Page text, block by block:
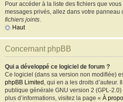
Pour accéder à la liste des fichiers que
messages privés, allez dans votre panneau
fichiers joints.
Haut
Concernant phpBB
Qui a développé ce logiciel de forum ?
Ce logiciel (dans sa version non modifiée)
phpBB Limited , qui en a les droits d’auteur.
publique générale GNU version 2 (GPL-
plus d’informations, visitez la page « À